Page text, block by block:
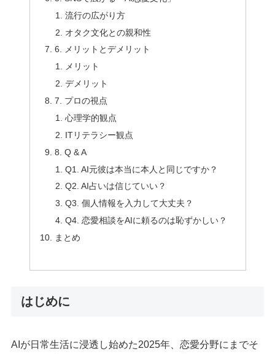
流行の広がり方
オタク文化との親和性
6. メリットとデメリット
メリット
デメリット
7. プロの視点
心理学的観点
ITリテラシー観点
8. Q & A
Q1. AI元彼は本当に本人と同じですか？
Q2. AI占いは信じていい？
Q3. 個人情報を入力して大丈夫？
Q4. 恋愛相談をAIに頼るのは恥ずかしい？
まとめ
はじめに
AIが日常生活に浸透し始めた2025年、恋愛分野にまでそ